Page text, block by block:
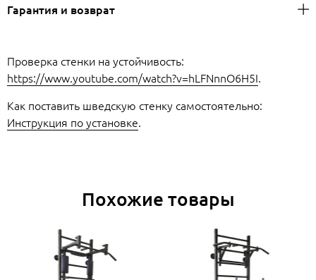
Гарантия и возврат
Проверка стенки на устойчивость:
https://www.youtube.com/watch?v=hLFNnnO6H5I.
Как поставить шведскую стенку самостоятельно:
Инструкция по установке.
Похожие товары